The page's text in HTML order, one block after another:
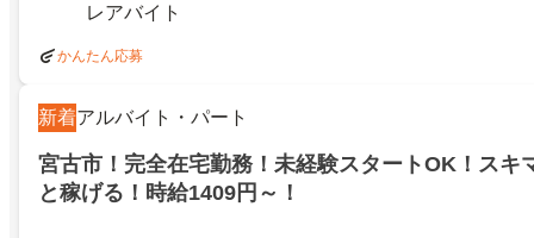
レアバイト
かんたん応募
新着アルバイト・パート
宮古市！完全在宅勤務！未経験スタートOK！スキ
と稼げる！時給1409円～！